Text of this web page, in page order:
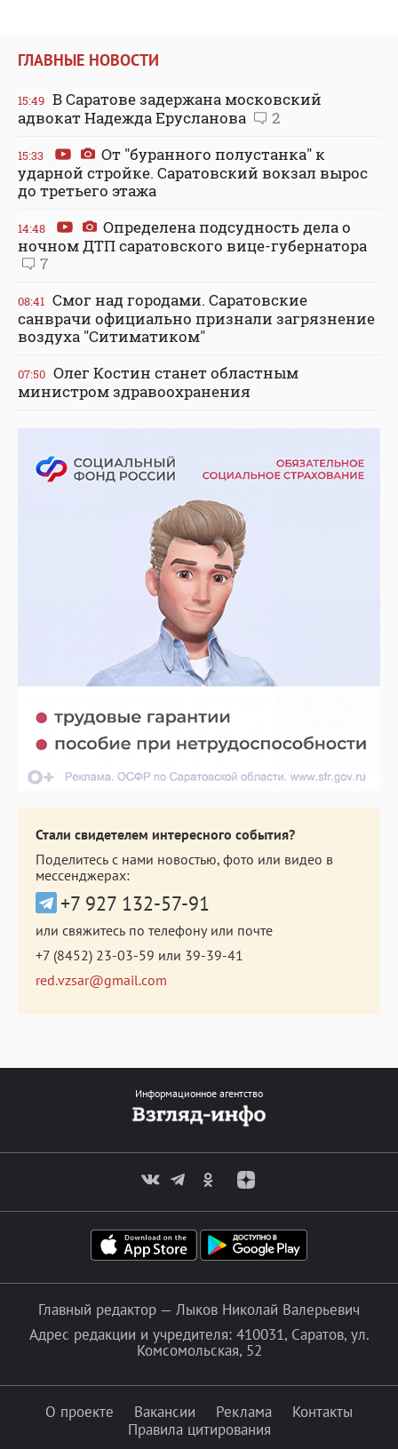
ГЛАВНЫЕ НОВОСТИ
15:49 В Саратове задержана московский
адвокат Надежда Ерусланова
2
15:33
От "буранного полустанка" к
ударной стройке. Саратовский вокзал вырос
до третьего этажа
14:48
Определена подсудность дела о
ночном ДТП саратовского вице-губернатора
7
08:41 Смог над городами. Саратовские
санврачи официально признали загрязнение
воздуха "Ситиматиком"
07:50 Олег Костин станет областным
министром здравоохранения
Стали свидетелем интересного события?
Поделитесь с нами новостью, фото или видео в
мессенджерах:
+7 927 132-57-91
или свяжитесь по телефону или почте
+7 (8452) 23-03-59 или 39-39-41
red.vzsar@gmail.com
Информационное агентство
Главный редактор — Лыков Николай Валерьевич
Адрес редакции и учредителя: 410031, Саратов, ул.
Комсомольская, 52
О проекте Вакансии Реклама
Контакты
Правила цитирования